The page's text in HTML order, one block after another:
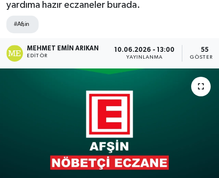
yardıma hazır eczaneler burada.
#Afşin
MEHMET EMIN ARIKAN
EDITÖR
10.06.2026 - 13:00
YAYINLANMA
55
GÖSTERIM